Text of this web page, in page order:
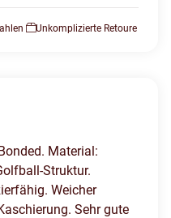
Unkomplizierte Retoure
Material:
Struktur.
Weicher
Sehr gute